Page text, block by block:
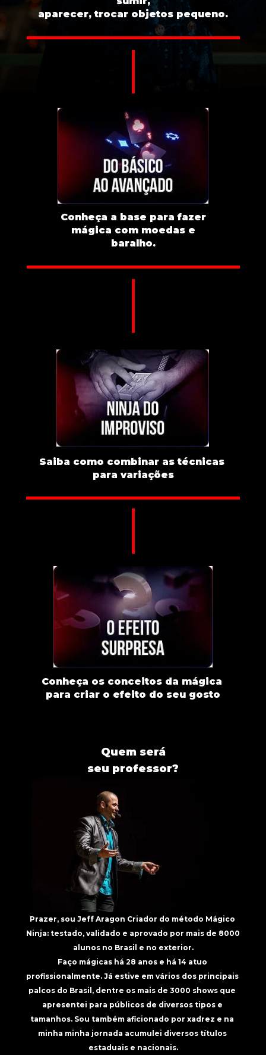
aparecer, trocar objetos pequeno.
Conheça a base para fazer
mágica com moedas e
baralho.
Saiba como combinar as técnicas
para variações
Conheça os conceitos da mágica
para criar o efeito do seu gosto
Quem será
seu professor?
Prazer, sou Jeff Aragon Criador do método Mágico
Ninja: testado, validado e aprovado por mais de 8000
alunos no Brasil e no exterior.
Faço mágicas há 28 anos e há 14 atuo
profissionalmente. Já estive em vários dos principais
palcos do Brasil, dentre os mais de 3000 shows que
apresentei para públicos de diversos tipos e
tamanhos. Sou também aficionado por xadrez e na
minha minha jornada acumulei diversos títulos
estaduais e nacionais.